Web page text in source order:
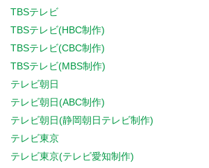
TBSテレビ
TBSテレビ(HBC制作)
TBSテレビ(CBC制作)
TBSテレビ(MBS制作)
テレビ朝日
テレビ朝日(ABC制作)
テレビ朝日(静岡朝日テレビ制作)
テレビ東京
テレビ東京(テレビ愛知制作)